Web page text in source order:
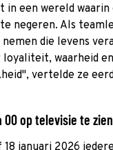
in een wereld
negeren. Als
die levens
waarheid
vertelde ze
00 op televisie te
18 januari 2026